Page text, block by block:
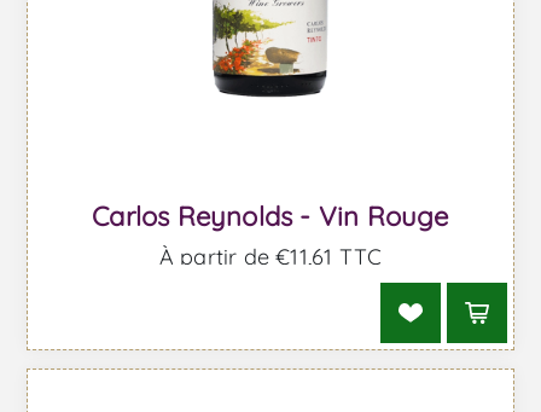
Carlos Reynolds - Vin Rouge
À partir de €11,61 TTC